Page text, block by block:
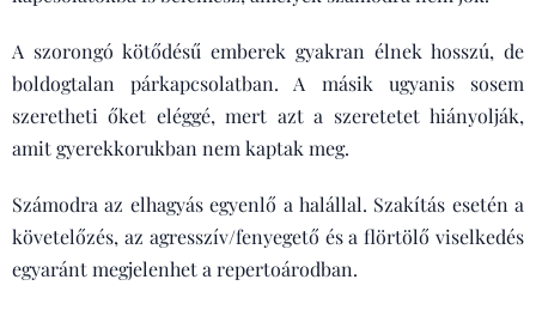
A szorongó kötődésű emberek gyakran élnek hosszú, de
boldogtalan párkapcsolatban. A másik ugyanis sosem
szeretheti őket eléggé, mert azt a szeretetet hiányolják,
amit gyerekkorukban nem kaptak meg.
Számodra az elhagyás egyenlő a halállal. Szakítás esetén a
követelőzés, az agresszív/fenyegető és a flörtölő viselkedés
egyaránt megjelenhet a repertoárodban.